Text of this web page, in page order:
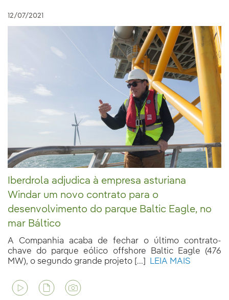
12/07/2021
Iberdrola adjudica à empresa asturiana
Windar um novo contrato para o
desenvolvimento do parque Baltic Eagle, no
mar Báltico
A Companhia acaba de fechar o último contrato-
chave do parque eólico offshore Baltic Eagle (476
MW), o segundo grande projeto [...]
LEIA MAIS